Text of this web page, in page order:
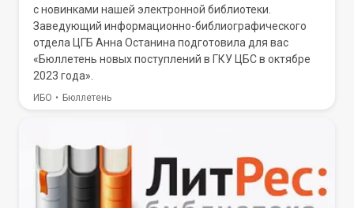
с новинками нашей электронной библиотеки.
Заведующий информационно-библиографического
отдела ЦГБ Анна Останина подготовила для вас
«Бюллетень новых поступлений в ГКУ ЦБС в октябре
2023 года».
ИБО Бюллетень